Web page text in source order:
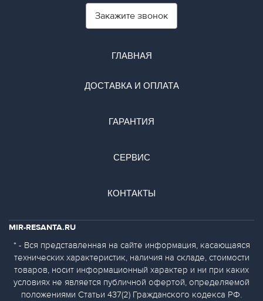
Закажите звонок
ГЛАВНАЯ
ДОСТАВКА И ОПЛАТА
ГАРАНТИЯ
СЕРВИС
КОНТАКТЫ
MIR-RESANTA.RU
* - Вся представленная на сайте информация, касающаяся
технических характеристик, наличия на складе, стоимости
товаров, носит информационный характер и ни при каких
условиях не является публичной офертой, определяемой
положениями Статьи 437(2) Гражданского кодекса РФ.